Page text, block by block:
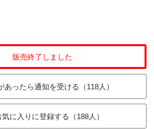
販売終了しました
あったら通知を受ける（118人）
気に入りに登録する（188人）